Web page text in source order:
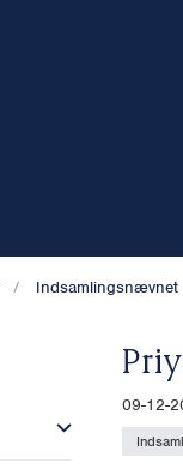
Indsamlingsnævnet
09-12-